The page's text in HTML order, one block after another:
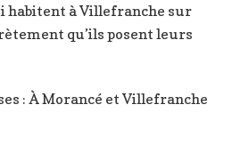
habitent à Villefranche sur
qu’ils posent leurs
: À Morancé et Villefranche